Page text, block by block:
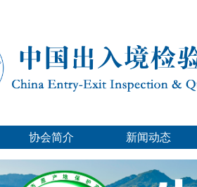
协会简介 新闻动态